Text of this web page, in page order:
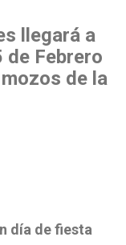
llegará a
de Febrero
de la
día de fiesta